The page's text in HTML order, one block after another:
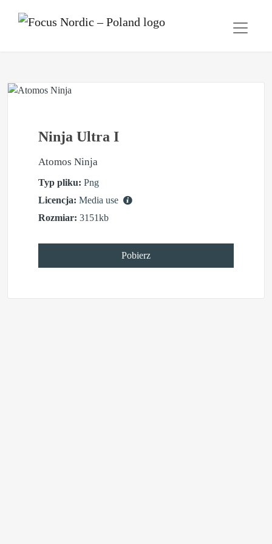
Ninja Ultra I
Atomos Ninja
Typ pliku: Png
Licencja: Media use
Rozmiar: 3151kb
Pobierz